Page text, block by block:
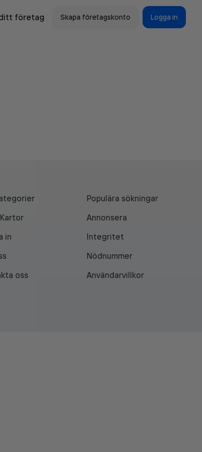
företag Skapa företagskonto Logga in
Populära sökningar
Kartor
Annonsera
in
Integritet
Nödnummer
oss
Användarvillkor